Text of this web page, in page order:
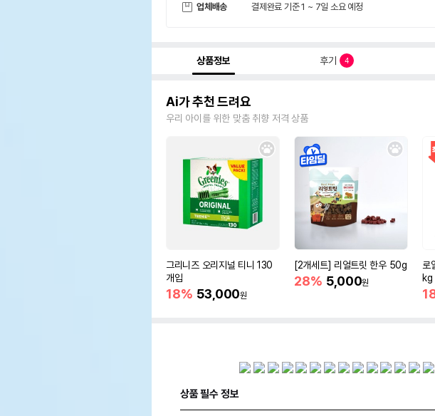
업체배송 결제완료 기준 1 ~ 7일 소요 예정
상품정보 후기 4
Ai가 추천 드려요
우리 아이를 위한 맞춤 취향 저격 상품
그리니즈 오리지널 티니 130
개입
18% 53,000원
[2개세트] 리얼트릿 한우 50g
28% 5,000원
로
kg
상품 필수 정보